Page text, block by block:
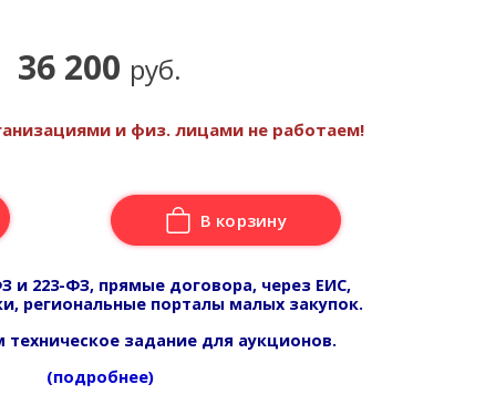
36 200 руб.
и физ. лицами не работаем!
В корзину
и 223-ФЗ, прямые договора, через ЕИС,
региональные порталы малых закупок.
техническое задание для аукционов.
(подробнее)